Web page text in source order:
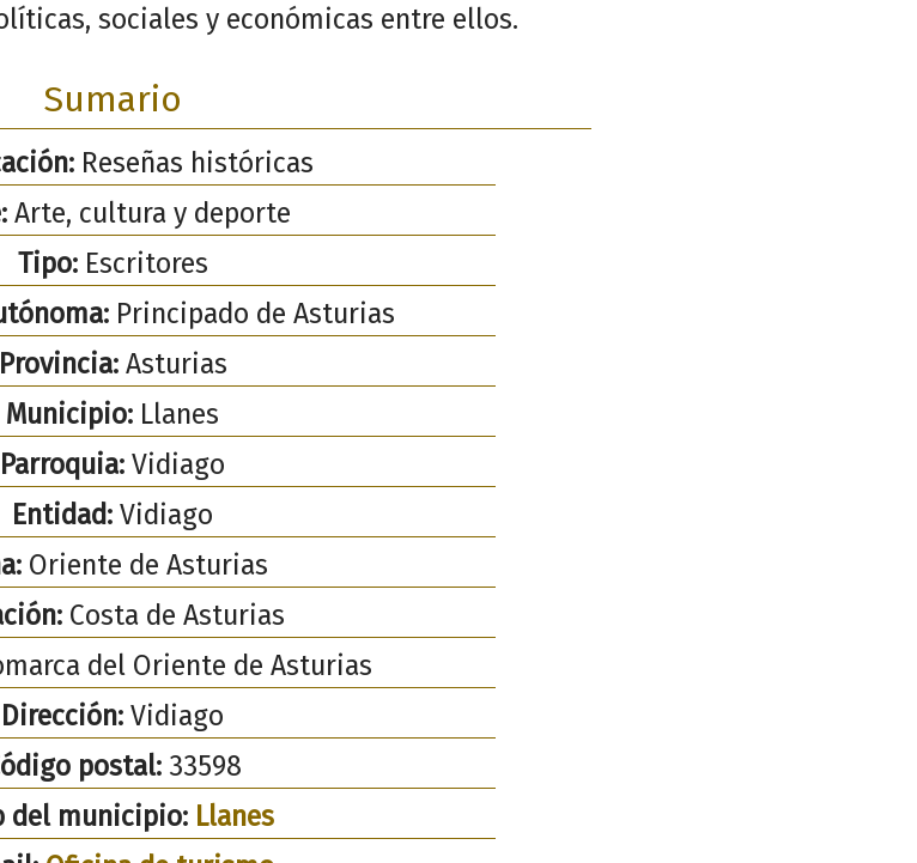
sociales y económicas entre ellos.
Sumario
Reseñas históricas
Arte, cultura y deporte
Tipo:Escritores
Principado de Asturias
Provincia:Asturias
Municipio: Llanes
Parroquia: Vidiago
Entidad: Vidiago
Oriente de Asturias
Costa de Asturias
del Oriente de Asturias
Dirección: Vidiago
postal:33598
del municipio: Llanes